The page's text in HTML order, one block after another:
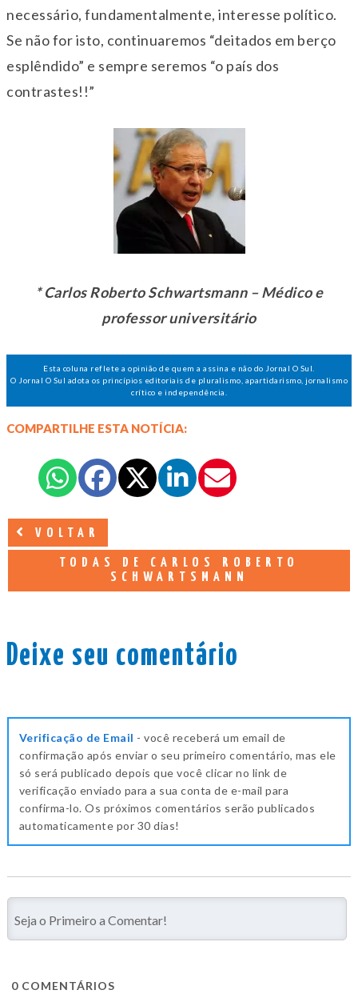
necessário, fundamentalmente, interesse político.
Se não for isto, continuaremos “deitados em berço
esplêndido” e sempre seremos “o país dos
contrastes!!”
* Carlos Roberto Schwartsmann – Médico e
professor universitário
Esta coluna reflete a opinião de quem a assina e não do Jornal O Sul.
O Jornal O Sul adota os princípios editoriais de pluralismo, apartidarismo, jornalismo
crítico e independência.
COMPARTILHE ESTA NOTÍCIA:
VOLTAR
TODAS DE CARLOS ROBERTO
SCHWARTSMANN
Deixe seu comentário
Verificação de Email - você receberá um email de
confirmação após enviar o seu primeiro comentário, mas ele
só será publicado depois que você clicar no link de
verificação enviado para a sua conta de e-mail para
confirma-lo. Os próximos comentários serão publicados
automaticamente por 30 dias!
0 COMENTÁRIOS